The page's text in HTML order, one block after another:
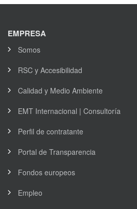
EMPRESA
Somos
RSC y Accesibilidad
Calidad y Medio Ambiente
EMT Internacional | Consultoría
Perfil de contratante
Portal de Transparencia
Fondos europeos
Empleo